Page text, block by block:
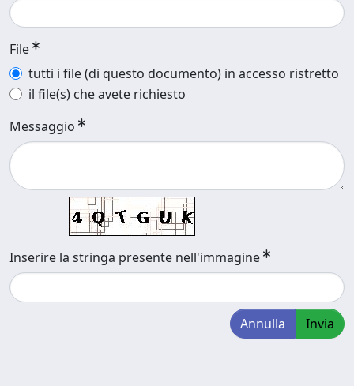
File
tutti i file (di questo documento) in accesso ristretto
il file(s) che avete richiesto
Messaggio
Inserire la stringa presente nell'immagine
Annulla Invia